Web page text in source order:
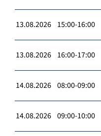
13.08.2026 15:00-16:00
13.08.2026 16:00-17:00
14.08.2026 08:00-09:00
14.08.2026 09:00-10:00